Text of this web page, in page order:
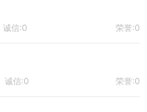
诚信:0 荣誉:0
诚信:0 荣誉:0